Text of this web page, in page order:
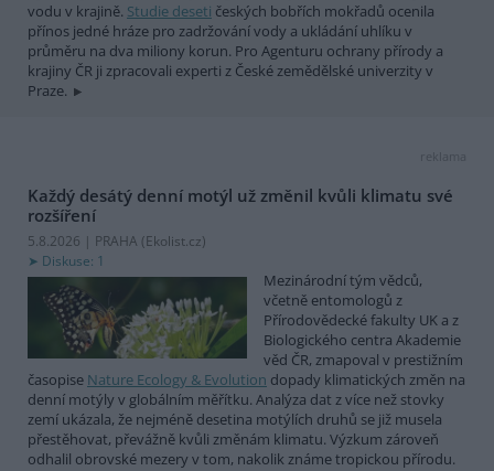
vodu v krajině. Studie deseti českých bobřích mokřadů ocenila
přínos jedné hráze pro zadržování vody a ukládání uhlíku v
průměru na dva miliony korun. Pro Agenturu ochrany přírody a
krajiny ČR ji zpracovali experti z České zemědělské univerzity v
Praze.
reklama
Každý desátý denní motýl už změnil kvůli klimatu své
rozšíření
5.8.2026 | PRAHA (Ekolist.cz)
Diskuse: 1
Mezinárodní tým vědců,
včetně entomologů z
Přírodovědecké fakulty UK a z
Biologického centra Akademie
věd ČR, zmapoval v prestižním
časopise Nature Ecology & Evolution dopady klimatických změn na
denní motýly v globálním měřítku. Analýza dat z více než stovky
zemí ukázala, že nejméně desetina motýlích druhů se již musela
přestěhovat, převážně kvůli změnám klimatu. Výzkum zároveň
odhalil obrovské mezery v tom, nakolik známe tropickou přírodu.